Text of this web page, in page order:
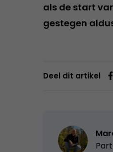
als de start
gestegen
Deel dit artikel